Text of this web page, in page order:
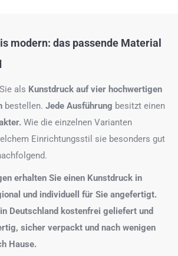
modern: das passende Material
als Kunstdruck auf vier hochwertigen
bestellen. Jede Ausführung besitzt einen
Wie die einzelnen Varianten
Einrichtungsstil sie besonders gut
erhalten Sie einen Kunstdruck in
und individuell für Sie angefertigt.
Deutschland kostenfrei geliefert und
sicher verpackt und nach wenigen
Hause.